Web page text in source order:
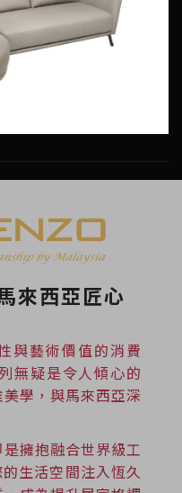
來西亞匠心
藝術價值的消費
無疑是令人傾心的
學，與馬來西亞深
擁抱融合世界級工
生活空間注入恆久